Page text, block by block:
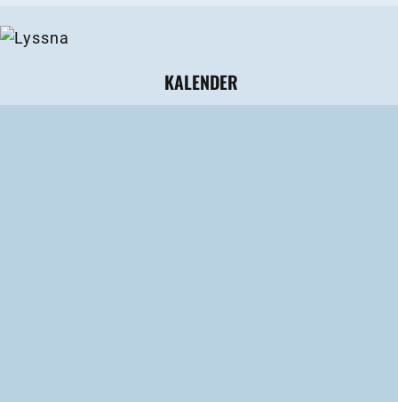
KALENDER